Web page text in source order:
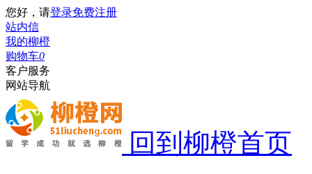
您好，请登录免费注册
站内信
我的柳橙
购物车0
客户服务
网站导航
回到柳橙首页